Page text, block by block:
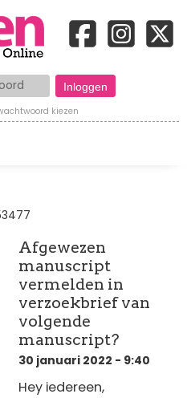
kiezen
Afgewezen
manuscript
vermelden in
verzoekbrief van
volgende
manuscript?
30 januari 2022 - 9:40
Hey iedereen,